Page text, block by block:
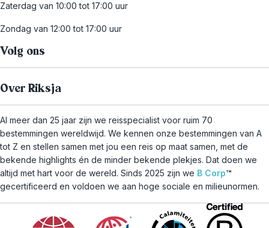
Zaterdag van 10:00 tot 17:00 uur
Zondag van 12:00 tot 17:00 uur
Volg ons
Over Riksja
Al meer dan 25 jaar zijn we reisspecialist voor ruim 70
bestemmingen wereldwijd. We kennen onze bestemmingen van A
tot Z en stellen samen met jou een reis op maat samen, met de
bekende highlights én de minder bekende plekjes. Dat doen we
altijd met hart voor de wereld. Sinds 2025 zijn we B Corp™
gecertificeerd en voldoen we aan hoge sociale en milieunormen.